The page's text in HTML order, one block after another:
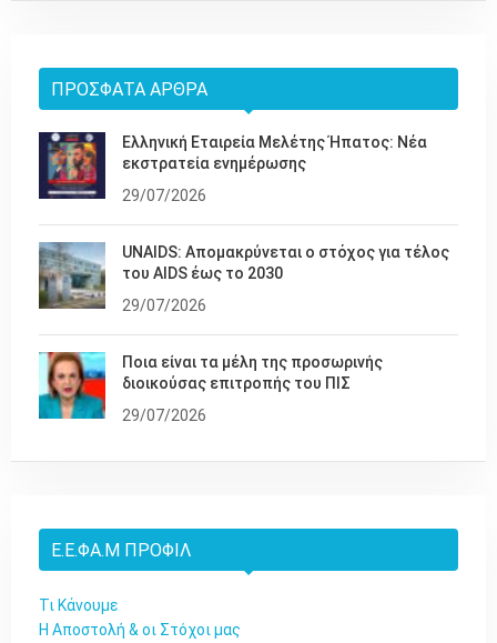
ΠΡΌΣΦΑΤΑ ΆΡΘΡΑ
Ελληνική Εταιρεία Μελέτης Ήπατος: Νέα
εκστρατεία ενημέρωσης
29/07/2026
UNAIDS: Απομακρύνεται ο στόχος για τέλος
του AIDS έως το 2030
29/07/2026
Ποια είναι τα μέλη της προσωρινής
διοικούσας επιτροπής του ΠΙΣ
29/07/2026
Ε.Ε.ΦΑ.Μ ΠΡΟΦΊΛ
Τι Κάνουμε
Η Αποστολή & οι Στόχοι μας